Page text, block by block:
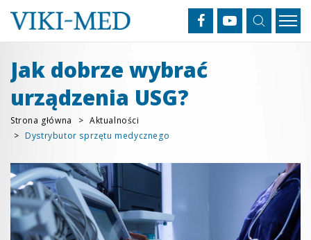
Jak dobrze wybrać
urządzenia USG?
Strona główna
Aktualności
Dystrybutor sprzętu medycznego